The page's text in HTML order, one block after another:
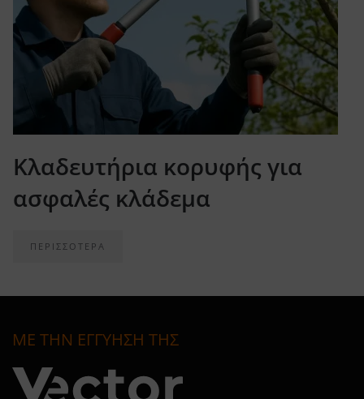
Κλαδευτήρια κορυφής για
ασφαλές κλάδεμα
ΠΕΡΙΣΣΟΤΕΡΑ
ΜΕ ΤΗΝ ΕΓΓΥΗΣΗ ΤΗΣ